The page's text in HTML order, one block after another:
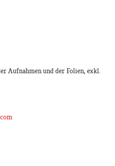
Aufnahmen und der Folien, exkl.